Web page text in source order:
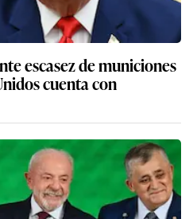
escasez de municiones
cuenta con